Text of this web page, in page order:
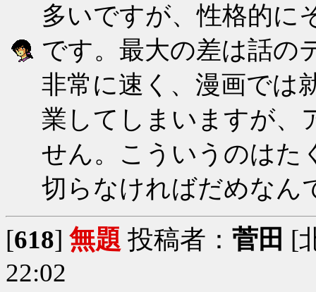
多いですが、性格的に
です。最大の差は話の
非常に速く、漫画では
業してしまいますが、
せん。こういうのはた
切らなければだめなん
[618] 無題 投稿者： 菅田 [
22:02